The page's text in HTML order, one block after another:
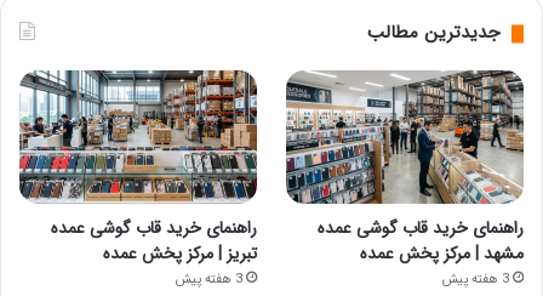
جدیدترین مطالب
راهنمای خرید قاب گوشی عمده
مشهد | مرکز پخش عمده
3 هفته پیش
راهنمای خرید قاب گوشی عمده
تبریز | مرکز پخش عمده
3 هفته پیش